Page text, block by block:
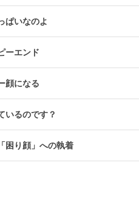
ぱいなのよ
ーエンド
顔になる
いるのです？
困り顔」への執着